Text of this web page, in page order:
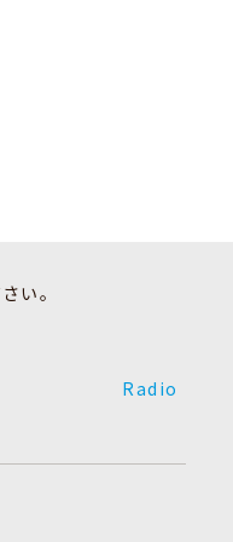
い。
Radio